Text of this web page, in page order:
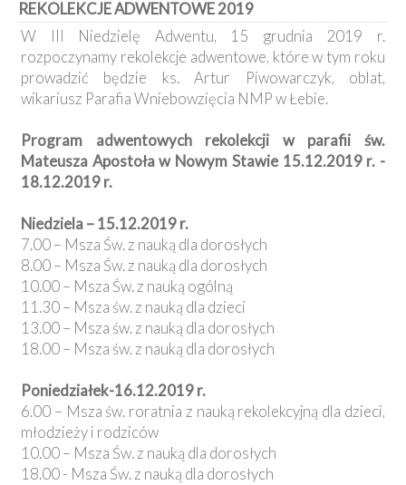
Kancelaria
Galeria
Dekanat
Nowy
Kapituła
Kolegiacka
Duszpasterze
Polecane
strony
Ochrona
Małoletnich
REKOLEKCJE ADWENTOWE 2019
W III Niedzielę Adwentu, 15 grudnia 2019 r.
rozpoczynamy rekolekcje adwentowe, które w tym roku
prowadzić będzie ks. Artur Piwowarczyk, oblat,
wikariusz Parafia Wniebowzięcia NMP w Łebie.
Program adwentowych rekolekcji w parafii św.
Mateusza Apostoła w Nowym Stawie 15.12.2019 r. -
18.12.2019 r.
Niedziela – 15.12.2019 r.
7.00 – Msza Św. z nauką dla dorosłych
8.00 – Msza Św. z nauką dla dorosłych
10.00 – Msza Św. z nauką ogólną
11.30 – Msza św. z nauką dla dzieci
13.00 – Msza św. z nauką dla dorosłych
18.00 – Msza św. z nauką dla dorosłych
Poniedziałek-16.12.2019 r.
6.00 – Msza św. roratnia z nauką rekolekcyjną dla dzieci,
młodzieży i rodziców
10.00 – Msza Św. z nauką dla dorosłych
18.00 - Msza Św. z nauką dla dorosłych